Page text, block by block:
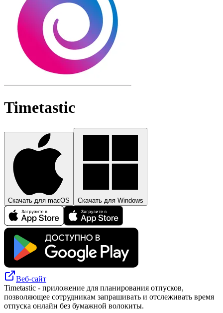
Timetastic
Скачать для macOS Скачать для Windows
Веб-сайт
Timetastic - приложение для планирования отпусков,
позволяющее сотрудникам запрашивать и отслеживать время
отпуска онлайн без бумажной волокиты.